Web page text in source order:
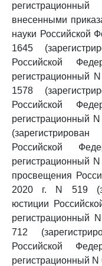
внесенными
науки Российской
1645
Российской
регистрационный
1578
Российской
регистрационный
Российской
регистрационный
просвещения
2020 г. N 519
юстиции
регистрационный
712
Российской
регистрационный N